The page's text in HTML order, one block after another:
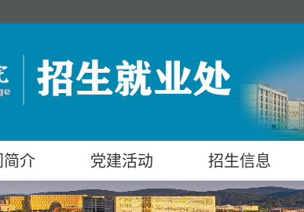
简介 党建活动 招生信息